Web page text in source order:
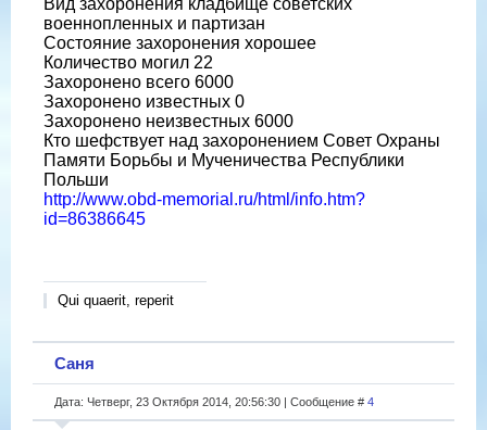
Вид захоронения кладбище советских
военнопленных и партизан
Состояние захоронения хорошее
Количество могил 22
Захоронено всего 6000
Захоронено известных 0
Захоронено неизвестных 6000
Кто шефствует над захоронением Совет Охраны
Памяти Борьбы и Мученичества Республики
Польши
http://www.obd-memorial.ru/html/info.htm?
id=86386645
Qui quaerit, reperit
Саня
Дата: Четверг, 23 Октября 2014, 20:56:30 | Сообщение # 4